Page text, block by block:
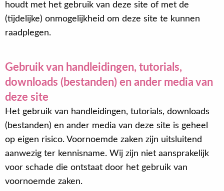
houdt met het gebruik van deze site of met de
(tijdelijke) onmogelijkheid om deze site te kunnen
raadplegen.
Gebruik van handleidingen, tutorials,
downloads (bestanden) en ander media van
deze site
Het gebruik van handleidingen, tutorials, downloads
(bestanden) en ander media van deze site is geheel
op eigen risico. Voornoemde zaken zijn uitsluitend
aanwezig ter kennisname. Wij zijn niet aansprakelijk
voor schade die ontstaat door het gebruik van
voornoemde zaken.